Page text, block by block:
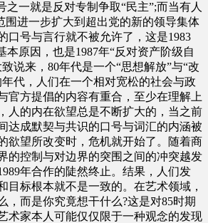
之一就是反对专制争取“民主”;而当有人
围进一步扩大到超出党的新的领导集体
口号与言行就不被允许了，这是1983
本原因，也是1987年“反对资产阶级自
说来，80年代是一个“思想解放”与“改
代，人们在一个相对宽松的社会与政
官方提倡的内容有重合，至少在理解上
人的内在欲望总是不断扩大的，当之前
达成默契与共识的口号与词汇的内涵被
欲望所改变时，危机就开始了。随着商
的控制与对边界的突围之间的冲突越发
年合作的陡然终止。结果，人们发
目标根本就不是一致的。在艺术领域，
，而是你究竟想干什么?这是对85时期
术家本人可能仅仅限于一种观念的发现